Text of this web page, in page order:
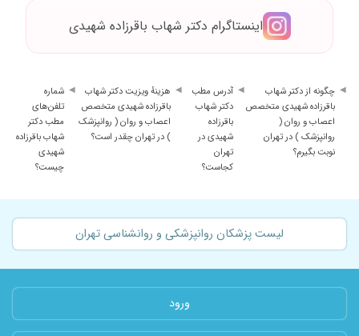
اینستاگرام دکتر شهاب باقرزاده شهیدی
چگونه از دکتر شهاب
باقرزاده شهیدی متخصص
اعصاب و روان (
روانپزشک ) در تهران
نوبت بگیرم؟
آدرس مطب
دکتر شهاب
باقرزاده
شهیدی در
تهران
کجاست؟
هزینهٔ ویزیت دکتر شهاب
باقرزاده شهیدی متخصص
اعصاب و روان ( روانپزشک
) در تهران چقدر است؟
شماره
تلفن‌های
مطب دکتر
شهاب باقرزاده
شهیدی
چیست؟
لیست پزشکان روانپزشکی و روانشناسی تهران
ورود